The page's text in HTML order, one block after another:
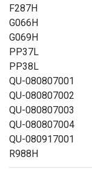
F287H
G066H
G069H
PP37L
PP38L
QU-080807001
QU-080807002
QU-080807003
QU-080807004
QU-080917001
R988H